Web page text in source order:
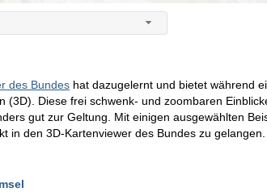
des Bundes hat dazugelernt und bietet während
(3D). Diese frei schwenk- und zoombaren
gut zur Geltung. Mit einigen ausgewählten
in den 3D-Kartenviewer des Bundes zu gelangen.